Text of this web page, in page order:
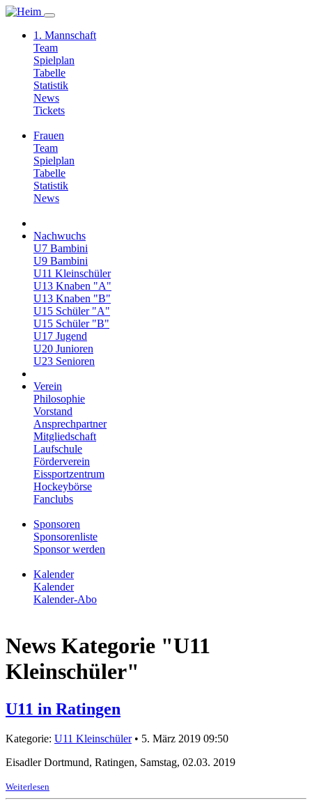
1. Mannschaft
Team
Spielplan
Tabelle
Statistik
News
Tickets
Frauen
Team
Spielplan
Tabelle
Statistik
News
Nachwuchs
U7 Bambini
U9 Bambini
U11 Kleinschüler
U13 Knaben "A"
U13 Knaben "B"
U15 Schüler "A"
U15 Schüler "B"
U17 Jugend
U20 Junioren
U23 Senioren
Verein
Philosophie
Vorstand
Ansprechpartner
Mitgliedschaft
Laufschule
Förderverein
Eissportzentrum
Hockeybörse
Fanclubs
Sponsoren
Sponsorenliste
Sponsor werden
Kalender
Kalender
Kalender-Abo
News Kategorie "U11
Kleinschüler"
U11 in Ratingen
Kategorie: U11 Kleinschüler• 5. März 2019 09:50
Eisadler Dortmund, Ratingen, Samstag, 02.03. 2019
Weiterlesen